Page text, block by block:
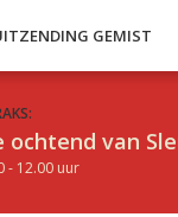
GEMIST
ochtend van
- 12.00 uur